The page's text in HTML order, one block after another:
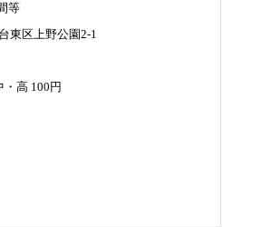
等
東区上野公園2-1
高 100円